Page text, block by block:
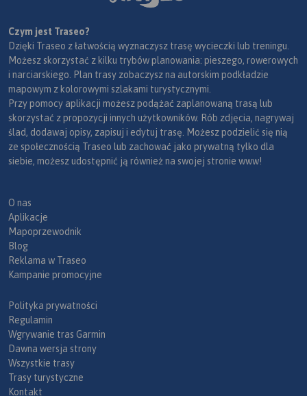
Czym jest Traseo?
Dzięki Traseo z łatwością wyznaczysz trasę wycieczki lub treningu.
Możesz skorzystać z kilku trybów planowania: pieszego, rowerowych
i narciarskiego. Plan trasy zobaczysz na autorskim podkładzie
mapowym z kolorowymi szlakami turystycznymi.
Przy pomocy aplikacji możesz podążać zaplanowaną trasą lub
skorzystać z propozycji innych użytkowników. Rób zdjęcia, nagrywaj
ślad, dodawaj opisy, zapisuj i edytuj trasę. Możesz podzielić się nią
ze społecznością Traseo lub zachować jako prywatną tylko dla
siebie, możesz udostępnić ją również na swojej stronie www!
O nas
Aplikacje
Mapoprzewodnik
Blog
Reklama w Traseo
Kampanie promocyjne
Polityka prywatności
Regulamin
Wgrywanie tras Garmin
Dawna wersja strony
Wszystkie trasy
Trasy turystyczne
Kontakt